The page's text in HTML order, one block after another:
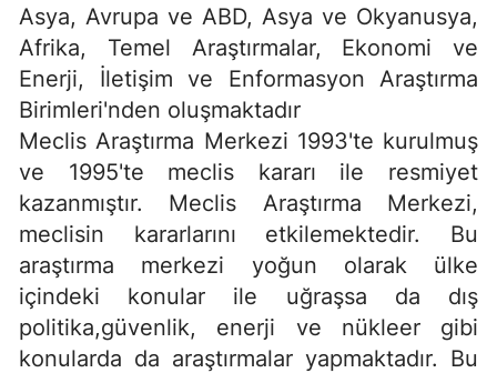
Asya, Avrupa ve ABD, Asya ve Okyanusya,
Afrika, Temel Araştırmalar, Ekonomi ve
Enerji, İletişim ve Enformasyon Araştırma
Birimleri'nden oluşmaktadır
Meclis Araştırma Merkezi 1993'te kurulmuş
ve 1995'te meclis kararı ile resmiyet
kazanmıştır. Meclis Araştırma Merkezi,
meclisin kararlarını etkilemektedir. Bu
araştırma merkezi yoğun olarak ülke
içindeki konular ile uğraşsa da dış
politika,güvenlik, enerji ve nükleer gibi
konularda da araştırmalar yapmaktadır. Bu